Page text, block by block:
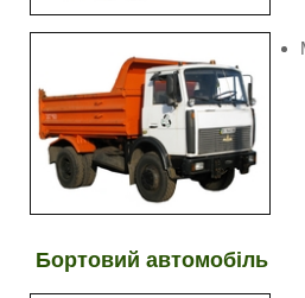
Бортовий автомобіль